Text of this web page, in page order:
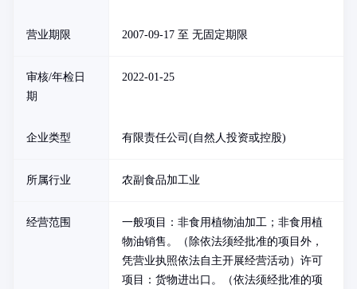
营业期限 2007-09-17 至 无固定期限
审核/年检日
期
2022-01-25
企业类型 有限责任公司(自然人投资或控股)
所属行业 农副食品加工业
经营范围
一般项目：非食用植物油加工；非食用植
物油销售。（除依法须经批准的项目外，
凭营业执照依法自主开展经营活动）许可
项目：货物进出口。（依法须经批准的项